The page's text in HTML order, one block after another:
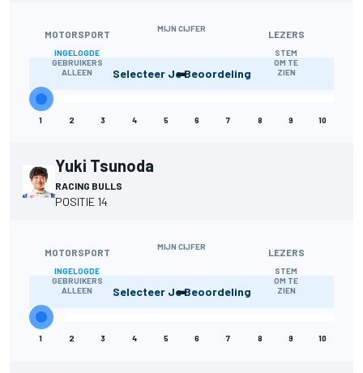
MOTORSPORT
INGELOGDE
GEBRUIKERS
ALLEEN
MIJN CIJFER
-
LEZERS
STEM
OM TE
ZIEN
Selecteer Je Beoordeling
1 2 3 4 5 6 7 8 9 10
Yuki Tsunoda
RACING BULLS
POSITIE 14
MOTORSPORT
INGELOGDE
GEBRUIKERS
ALLEEN
MIJN CIJFER
-
LEZERS
STEM
OM TE
ZIEN
Selecteer Je Beoordeling
1 2 3 4 5 6 7 8 9 10